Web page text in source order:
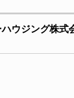
ウジング株式